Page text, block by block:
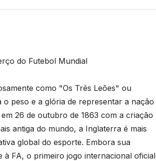
do Futebol Mundial
como "Os Três Leões" ou
peso e a glória de representar a nação
26 de outubro de 1863 com a criação
antiga do mundo, a Inglaterra é mais
global do esporte. Embora sua
FA, o primeiro jogo internacional oficial